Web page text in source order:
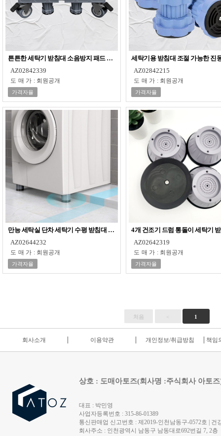
튼튼한 세탁기 받침대 소음방지 패드 냉장고 받침대
AZ02842339
도매가 : 회원공개
가격자율
세탁기용 받침대 조절 가능한 진
AZ02842215
도매가 : 회원공개
가격자율
만능 세탁실 단차 세탁기 수평 받침대 김치 냉장고
AZ02644232
도매가 : 회원공개
가격자율
4개 건조기 드럼 통돌이 세탁기
AZ02642319
도매가 : 회원공개
가격자율
처음 < 1
회사소개 이용약관 개인정보/취급방침 책임
상호 : 도매아토즈(회사명 :주식회사 아토
대표 : 박민영
사업자등록번호 : 315-86-01389
통신판매업 신고번호 : 제2019-인천남동구-0572호 | 건
회사주소 : 인천광역시 남동구 남동대로692번길 7, 2층